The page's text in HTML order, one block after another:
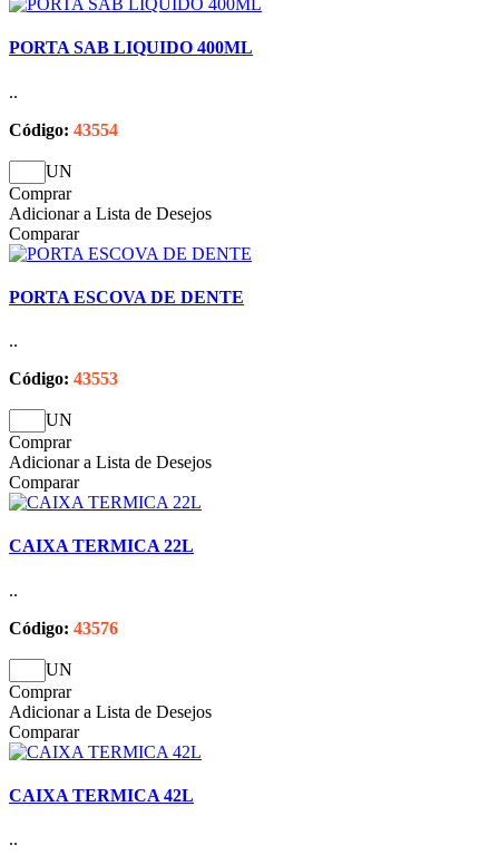
PORTA SAB LIQUIDO 400ML
..
Código: 43554
UN
Comprar
Adicionar a Lista de Desejos
Comparar
PORTA ESCOVA DE DENTE
..
Código: 43553
UN
Comprar
Adicionar a Lista de Desejos
Comparar
CAIXA TERMICA 22L
..
Código: 43576
UN
Comprar
Adicionar a Lista de Desejos
Comparar
CAIXA TERMICA 42L
..